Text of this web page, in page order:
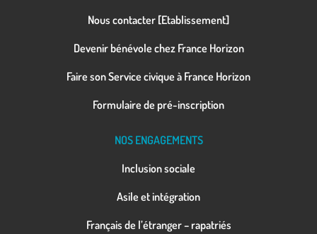
Nous contacter [Etablissement]
Devenir bénévole chez France Horizon
Faire son Service civique à France Horizon
Formulaire de pré-inscription
NOS ENGAGEMENTS
Inclusion sociale
Asile et intégration
Français de l’étranger – rapatriés